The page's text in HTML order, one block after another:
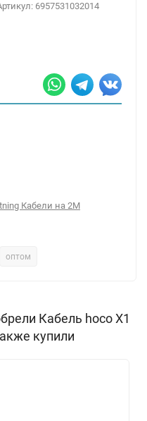
6957531032014
Кабели на 2М
оптом
Кабель hoco X1
купили